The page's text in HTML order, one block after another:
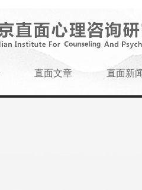
直面文章 直面新